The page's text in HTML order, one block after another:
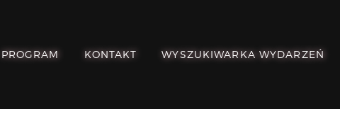
PROGRAM KONTAKT WYSZUKIWARKA WYDARZEŃ
PAMIĘTAJ!